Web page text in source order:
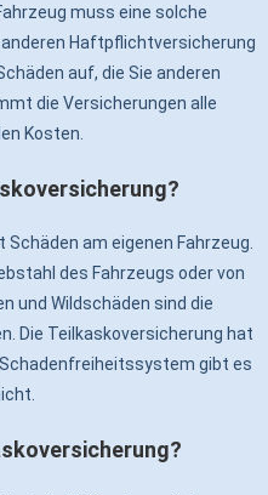
muss eine solche
anderen Haftpflichtversicherung
auf, die Sie anderen
die Versicherungen alle
Kosten.
am eigenen Fahrzeug.
des Fahrzeugs oder von
und Wildschäden sind die
Die Teilkaskoversicherung hat
gibt es